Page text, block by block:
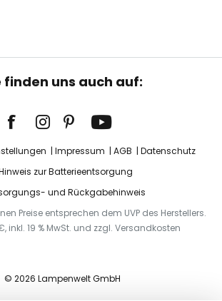
finden uns auch auf:
Impressum AGB
Datenschutz
zur Batterieentsorgung
und Rückgabehinweis
Preise entsprechen dem UVP des Herstellers.
inkl. 19 % MwSt. und zzgl. Versandkosten
© 2026 Lampenwelt GmbH